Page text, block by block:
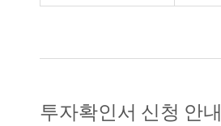
투자확인서 신청 안내